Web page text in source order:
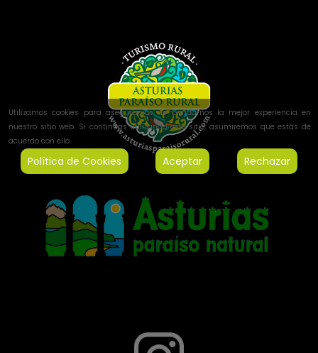
Utilizamos cookies para asegurarnos de brindarnos la mejor experiencia en
nuestro sitio web. Si continúas utilizando este sitio, asumiremos que estás de
acuerdo con ello.
Política de Cookies Aceptar Rechazar